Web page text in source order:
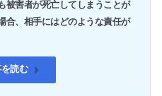
被害者が死亡してしまうことが
合、相手にはどのような責任が
読む